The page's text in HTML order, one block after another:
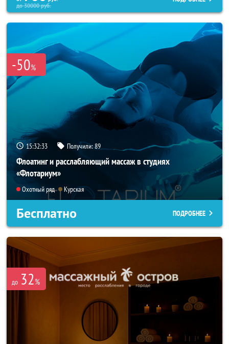
до30000руб.
-50%
15:32:31 Получили:89
Флоатинг и расслабляющий массаж в студиях
«Флотариум»
Охотный ряд Курская
Бесплатно ПОДРОБНЕЕ
до 32%